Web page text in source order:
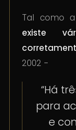
Tal como a
existe
2002 -
“Há
para
e